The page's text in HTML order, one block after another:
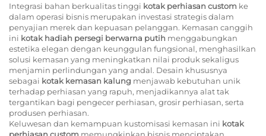
Integrasi bahan berkualitas tinggi kotak perhiasan custom ke
dalam operasi bisnis merupakan investasi strategis dalam
penyajian merek dan kepuasan pelanggan. Kemasan canggih
ini kotak hadiah persegi berwarna putih menggabungkan
estetika elegan dengan keunggulan fungsional, menghasilkan
solusi kemasan yang meningkatkan nilai produk sekaligus
menjamin perlindungan yang andal. Desain khususnya
sebagai kotak kemasan kalung menjawab kebutuhan unik
terhadap perhiasan yang rapuh, menjadikannya alat tak
tergantikan bagi pengecer perhiasan, grosir perhiasan, serta
produsen perhiasan.
Keluwesan dan kemampuan kustomisasi kemasan ini kotak